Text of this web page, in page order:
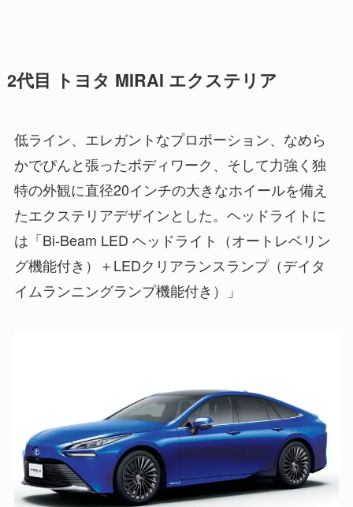
2代目 トヨタ MIRAI エクステリア
低ライン、エレガントなプロポーション、なめら
かでぴんと張ったボディワーク、そして力強く独
特の外観に直径20インチの大きなホイールを備え
たエクステリアデザインとした。ヘッドライトに
は「Bi-Beam LED ヘッドライト（オートレベリン
グ機能付き）＋LEDクリアランスランプ（デイタ
イムランニングランプ機能付き）」